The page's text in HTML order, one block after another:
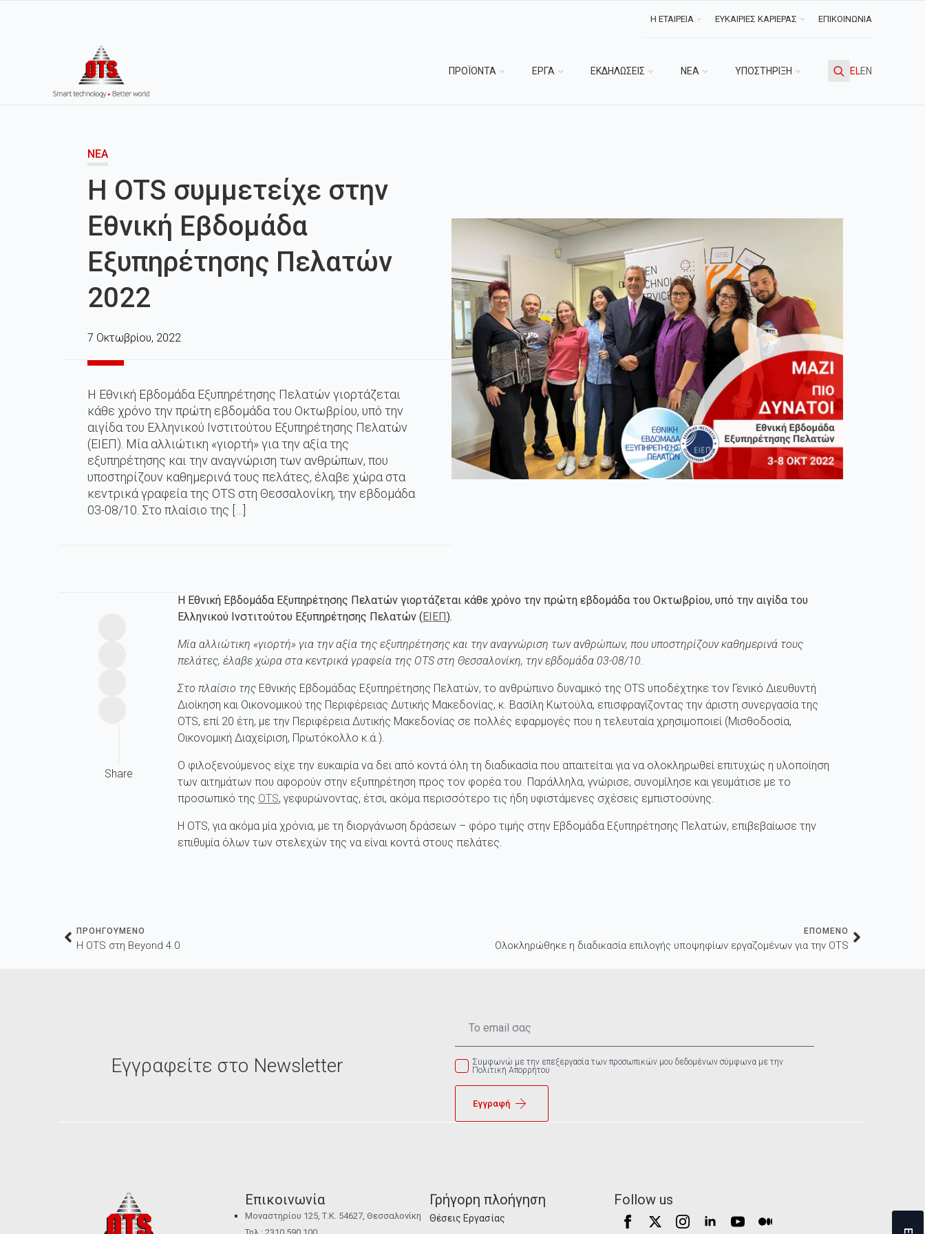
Η ΕΤΑΙΡΕΙΑ ΕΥΚΑΙΡΙΕΣ ΚΑΡΙΕΡΑΣ ΕΠΙΚΟΙΝΩΝΙΑ
ΠΡΟΪΟΝΤΑ ΕΡΓΑ ΕΚΔΗΛΩΣΕΙΣ ΝΕΑ ΥΠΟΣΤΗΡΙΞΗ ELEN
ΝΈΑ
Η OTS συμμετείχε στην
Εθνική Εβδομάδα
Εξυπηρέτησης Πελατών
2022
7 Οκτωβρίου, 2022
Η Εθνική Εβδομάδα Εξυπηρέτησης Πελατών γιορτάζεται
κάθε χρόνο την πρώτη εβδομάδα του Οκτωβρίου, υπό την
αιγίδα του Ελληνικού Ινστιτούτου Εξυπηρέτησης Πελατών
(ΕΙΕΠ). Μία αλλιώτικη «γιορτή» για την αξία της
εξυπηρέτησης και την αναγνώριση των ανθρώπων, που
υποστηρίζουν καθημερινά τους πελάτες, έλαβε χώρα στα
κεντρικά γραφεία της OTS στη Θεσσαλονίκη, την εβδομάδα
03-08/10. Στο πλαίσιο της […]
Share
Η Εθνική Εβδομάδα Εξυπηρέτησης Πελατών γιορτάζεται κάθε χρόνο την πρώτη εβδομάδα του Οκτωβρίου, υπό την αιγίδα του
Ελληνικού Ινστιτούτου Εξυπηρέτησης Πελατών (ΕΙΕΠ).
Μία αλλιώτικη «γιορτή» για την αξία της εξυπηρέτησης και την αναγνώριση των ανθρώπων, που υποστηρίζουν καθημερινά τους
πελάτες, έλαβε χώρα στα κεντρικά γραφεία της OTS στη Θεσσαλονίκη, την εβδομάδα 03-08/10.
Στο πλαίσιο της Εθνικής Εβδομάδας Εξυπηρέτησης Πελατών, το ανθρώπινο δυναμικό της OTS υποδέχτηκε τον Γενικό Διευθυντή
Διοίκηση και Οικονομικού της Περιφέρειας Δυτικής Μακεδονίας, κ. Βασίλη Κωτούλα, επισφραγίζοντας την άριστη συνεργασία της
OTS, επί 20 έτη, με την Περιφέρεια Δυτικής Μακεδονίας σε πολλές εφαρμογές που η τελευταία χρησιμοποιεί (Μισθοδοσία,
Οικονομική Διαχείριση, Πρωτόκολλο κ.ά.).
Ο φιλοξενούμενος είχε την ευκαιρία να δει από κοντά όλη τη διαδικασία που απαιτείται για να ολοκληρωθεί επιτυχώς η υλοποίηση
των αιτημάτων που αφορούν στην εξυπηρέτηση προς τον φορέα του. Παράλληλα, γνώρισε, συνομίλησε και γευμάτισε με το
προσωπικό της OTS, γεφυρώνοντας, έτσι, ακόμα περισσότερο τις ήδη υφιστάμενες σχέσεις εμπιστοσύνης.
Η ΟΤS, για ακόμα μία χρόνια, με τη διοργάνωση δράσεων – φόρο τιμής στην Εβδομάδα Εξυπηρέτησης Πελατών, επιβεβαίωσε την
επιθυμία όλων των στελεχών της να είναι κοντά στους πελάτες.
ΠΡΟΗΓΟΥΜΕΝΟ
Η OTS στη Beyond 4.0
ΕΠΟΜΕΝΟ
Ολοκληρώθηκε η διαδικασία επιλογής υποψηφίων εργαζομένων για την OTS
Εγγραφείτε στο Newsletter
Συμφωνώ με την επεξεργασία των προσωπικών μου δεδομένων σύμφωνα με την
Πολιτική Απορρήτου
Εγγραφή
Επικοινωνία
Μοναστηρίου 125, Τ.Κ. 54627, Θεσσαλονίκη
Γρήγορη πλοήγηση
Θέσεις Εργασίας
Follow us